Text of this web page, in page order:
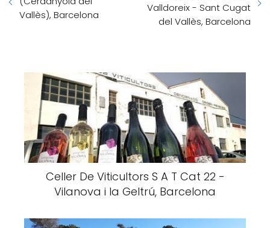
Vallès), Barcelona
Valldoreix - Sant Cugat
del Vallès, Barcelona
Celler De Viticultors S A T Cat 22 -
Vilanova i la Geltrú, Barcelona